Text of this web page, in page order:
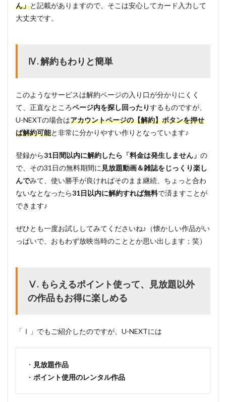
ん」と記載がありますので、そこは安心してカード入力して
大丈夫です。
Ⅳ. 解約もわりと簡単
このようなサービスは解約ページの入り口が分かりにくく
て、正直なところページ内を探し回ったりするものですが、
U-NEXTの場合はアカウントページの【解約】ボタンを押せ
ば解約可能と非常に分かりやすい作りとなっています♪
登録から31日間以内に解約したら「料金は発生しません」 の
で、その31日の無料期間に 見放題動画＆雑誌をじっくり楽し
んでみて、使い勝手が良ければそのまま継続、ちょっと合わ
ないなとなったら31日以内に解約すれば無料で済ますことが
できます♪
ぜひとも一度お試ししてみてくださいね♪（懐かしい作品がい
っぱいで、おもわず放映当時のこととか思い出します；笑）
Ⅴ. もらえるポイント使って、見放題以外
の作品もお得に楽しめる
「Ⅰ」でもご紹介したのですが、U-NEXTには
・ 見放題作品
・ ポイント使用のレンタル作品